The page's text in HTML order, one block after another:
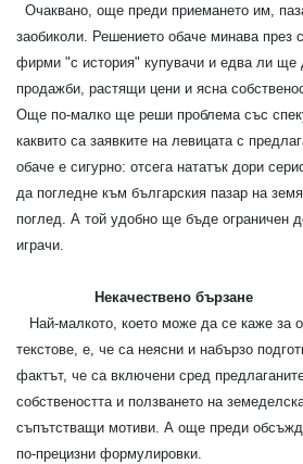
Очаквано, още преди приемането им,
заобиколи. Решението обаче минава през
фирми "с история" купувачи и едва ли ще
продажби, растящи цени и ясна
Още по-малко ще реши проблема със
каквито са заявките на левицата с
обаче е сигурно: отсега нататък дори
да погледне към българския пазар на
поглед. А той удобно ще бъде ограничен
играчи.
Некачествено бързане
Най-малкото, което може да се каже за
текстове, е, че са неясни и набързо
фактът, че са включени сред
собствеността и ползването на
съпътстващи мотиви. А още преди
по-прецизни формулировки.